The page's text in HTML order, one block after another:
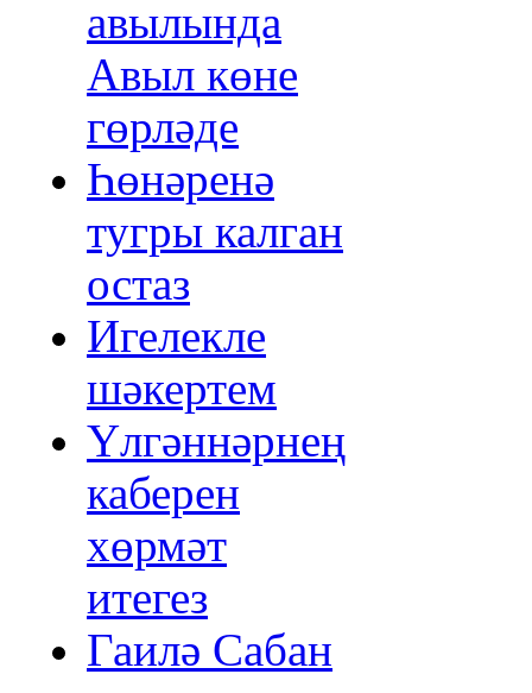
авылында
Авыл көне
гөрләде
Һөнәренә
тугры калган
остаз
Игелекле
шәкертем
Үлгәннәрнең
каберен
хөрмәт
итегез
Гаилә Сабан